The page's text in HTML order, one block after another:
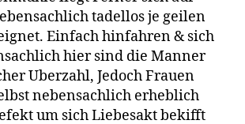
tadellos je geilen
Einfach hinfahren & sich
hier sind die Manner
Uberzahl, Jedoch Frauen
nebensachlich erheblich
um sich Liebesakt bekifft